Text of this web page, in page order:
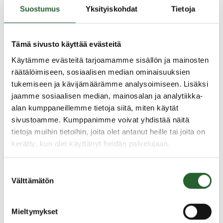
Suostumus Yksityiskohdat Tietoja
Tämä sivusto käyttää evästeitä
Käytämme evästeitä tarjoamamme sisällön ja mainosten
räätälöimiseen, sosiaalisen median ominaisuuksien
tukemiseen ja kävijämäärämme analysoimiseen. Lisäksi
jaamme sosiaalisen median, mainosalan ja analytiikka-
alan kumppaneillemme tietoja siitä, miten käytät
sivustoamme. Kumppanimme voivat yhdistää näitä
tietoja muihin tietoihin, joita olet antanut heille tai joita on
kerätty, kun olet käyttänyt heidän palvelujaan.
valinta
Välttämätön
Mieltymykset
haussa ja syksyn maksuaikataulu
tehdä peruslohkomuutoksia ja ilmoittaa tietoja
kasvulohkoille....
6.3.2026
Vinkkejä ympäristösopimukseen
Tästä uutiskirjeestä saat vinkkejä ja ajankohtaista
tietoa maatalousluonnon monimuotoisuuden ja
maiseman hoitosopimuksista sekä kosteikkojen
hoitosopimuksista.
Mikä muuttuu peltotuissa tänä vuonna?